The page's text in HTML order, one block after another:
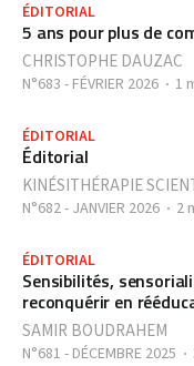
ÉDITORIAL
5 ans pour plus de
CHRISTOPHE DAUZAC
N°683 - FÉVRIER 2026 1
ÉDITORIAL
Éditorial
KINÉSITHÉRAPIE
N°682 - JANVIER 2026 2
ÉDITORIAL
Sensibilités,
reconquérir en
SAMIR BOUDRAHEM
N°681 - DÉCEMBRE 2025